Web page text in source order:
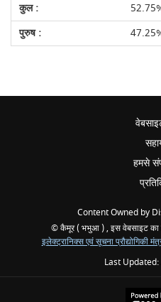
हमसे
Content Owned by
© कैमूर ( भभुआ ) , इस वेबसाइट का
इलेक्ट्रानिक्स एवं सूचना प्रौद्योगिकी
Last Updated: